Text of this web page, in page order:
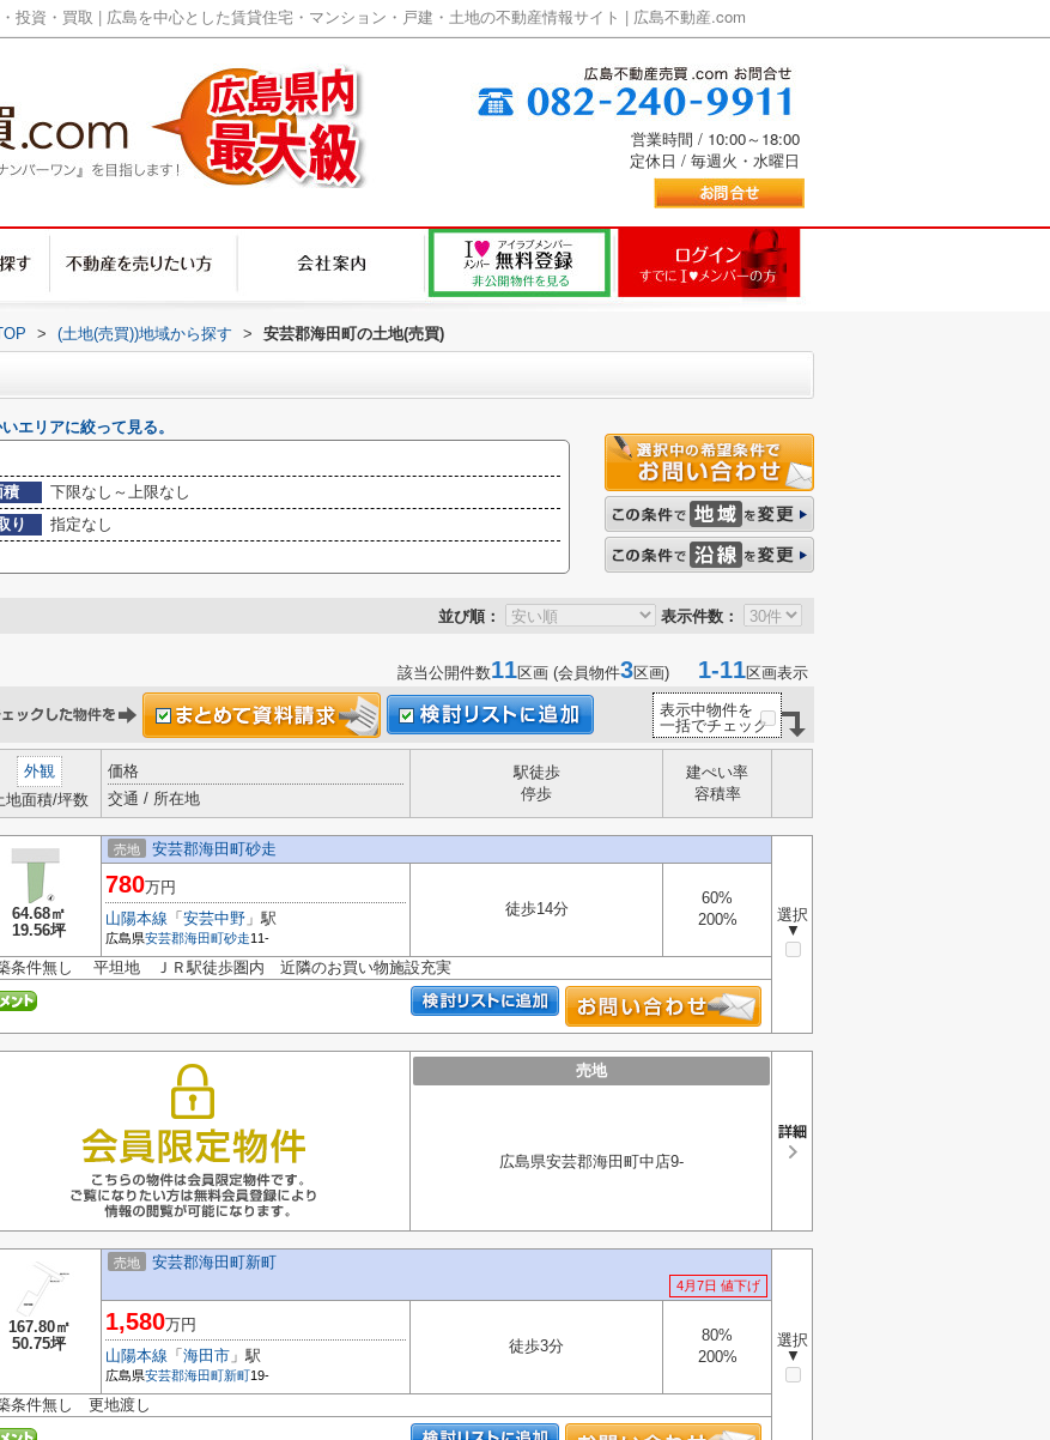
投資・買取 | 広島を中心とした賃貸住宅・マンション・戸建・土地の不動産情報サイト | 広島不動産.com
営業時間 / 10:00～18:00
定休日 / 毎週火・水曜日
> (土地(売買))地域から探す > 安芸郡海田町の土地(売買)
エリアに絞って見る。
積
下限なし～上限なし
り
指定なし
並び順： 表示件数：
該当公開件数11区画 (会員物件3区画) 1-11区画表示
表示中物件を
一括でチェック
外観
地面積/坪数
価格
交通 / 所在地
駅徒歩
停歩
建ぺい率
容積率
64.68㎡
19.56坪
売地 安芸郡海田町砂走
選択
▼
780万円
山陽本線 「 安芸中野 」駅
広島県安芸郡海田町砂走11-
徒歩14分
60%
200%
条件無し 平坦地 ＪＲ駅徒歩圏内 近隣のお買い物施設充実
売地
広島県安芸郡海田町中店9-
167.80㎡
50.75坪
売地 安芸郡海田町新町
4月7日 値下げ
選択
▼
1,580万円
山陽本線 「 海田市 」駅
広島県安芸郡海田町新町19-
徒歩3分
80%
200%
条件無し 更地渡し